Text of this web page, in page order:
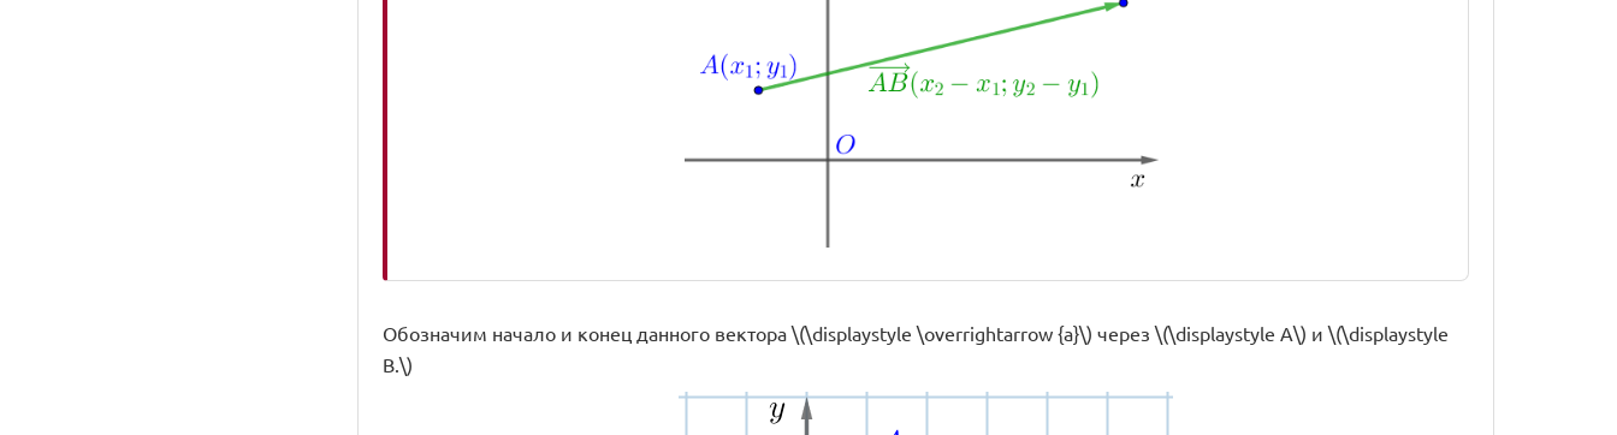
Обозначим начало и конец данного вектора \(\displaystyle \overrightarrow {a}\) через \(\displaystyle A\) и \(\displaystyle
B.\)